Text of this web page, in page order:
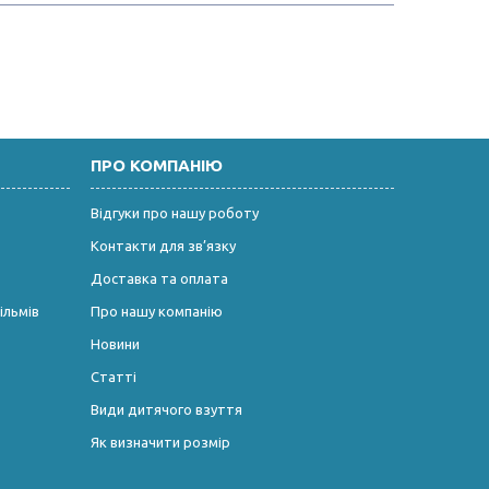
ПРО КОМПАНІЮ
Відгуки про нашу роботу
Контакти для зв’язку
Доставка та оплата
Про нашу компанію
Новини
Статті
Види дитячого взуття
Як визначити розмір